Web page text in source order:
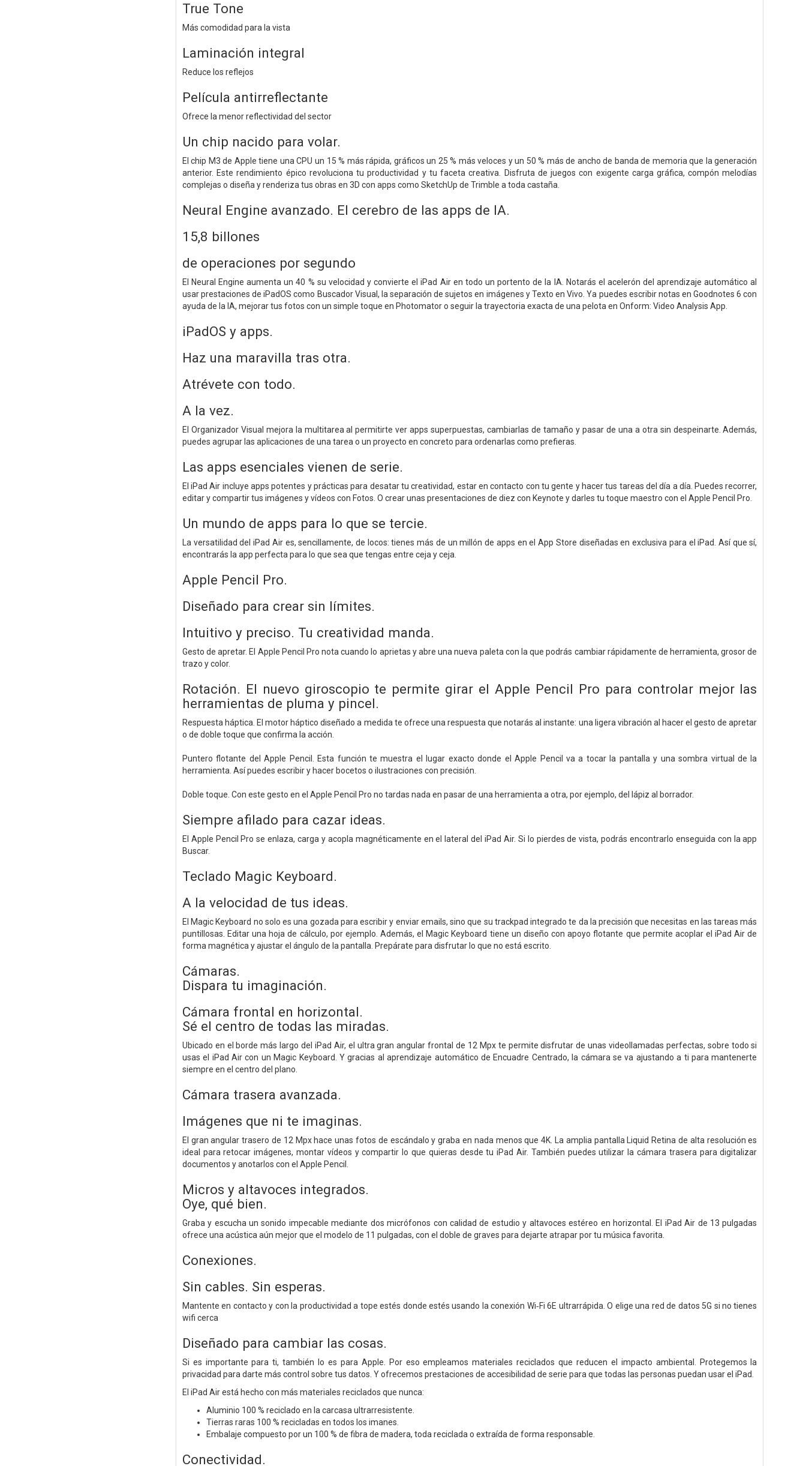
True Tone
Más comodidad para la vista
Laminación integral
Reduce los reflejos
Película antirreflectante
Ofrece la menor reflectividad del sector
Un chip nacido para volar.
El chip M3 de Apple tiene una CPU un 15 % más rápida, gráficos un 25 % más veloces y un 50 % más de ancho de banda de memoria que la generación
anterior. Este rendimiento épico revoluciona tu productividad y tu faceta creativa. Disfruta de juegos con exigente carga gráfica, compón melodías
complejas o diseña y renderiza tus obras en 3D con apps como SketchUp de Trimble a toda castaña.
Neural Engine avanzado. El cerebro de las apps de IA.
15,8 billones
de operaciones por segundo
El Neural Engine aumenta un 40 % su velocidad y convierte el iPad Air en todo un portento de la IA. Notarás el acelerón del aprendizaje automático al
usar prestaciones de iPadOS como Buscador Visual, la separación de sujetos en imágenes y Texto en Vivo. Ya puedes escribir notas en Goodnotes 6 con
ayuda de la IA, mejorar tus fotos con un simple toque en Photomator o seguir la trayectoria exacta de una pelota en Onform: Video Analysis App.
iPadOS y apps.
Haz una maravilla tras otra.
Atrévete con todo.
A la vez.
El Organizador Visual mejora la multitarea al permitirte ver apps superpuestas, cambiarlas de tamaño y pasar de una a otra sin despeinarte. Además,
puedes agrupar las aplicaciones de una tarea o un proyecto en concreto para ordenarlas como prefieras.
Las apps esenciales vienen de serie.
El iPad Air incluye apps potentes y prácticas para desatar tu creatividad, estar en contacto con tu gente y hacer tus tareas del día a día. Puedes recorrer,
editar y compartir tus imágenes y vídeos con Fotos. O crear unas presentaciones de diez con Keynote y darles tu toque maestro con el Apple Pencil Pro.
Un mundo de apps para lo que se tercie.
La versatilidad del iPad Air es, sencillamente, de locos: tienes más de un millón de apps en el App Store diseñadas en exclusiva para el iPad. Así que sí,
encontrarás la app perfecta para lo que sea que tengas entre ceja y ceja.
Apple Pencil Pro.
Diseñado para crear sin límites.
Intuitivo y preciso. Tu creatividad manda.
Gesto de apretar. El Apple Pencil Pro nota cuando lo aprietas y abre una nueva paleta con la que podrás cambiar rápidamente de herramienta, grosor de
trazo y color.
Rotación. El nuevo giroscopio te permite girar el Apple Pencil Pro para controlar mejor las
herramientas de pluma y pincel.
Respuesta háptica. El motor háptico diseñado a medida te ofrece una respuesta que notarás al instante: una ligera vibración al hacer el gesto de apretar
o de doble toque que confirma la acción.
Puntero flotante del Apple Pencil. Esta función te muestra el lugar exacto donde el Apple Pencil va a tocar la pantalla y una sombra virtual de la
herramienta. Así puedes escribir y hacer bocetos o ilustraciones con precisión.
Doble toque. Con este gesto en el Apple Pencil Pro no tardas nada en pasar de una herramienta a otra, por ejemplo, del lápiz al borrador.
Siempre afilado para cazar ideas.
El Apple Pencil Pro se enlaza, carga y acopla magnéticamente en el lateral del iPad Air. Si lo pierdes de vista, podrás encontrarlo enseguida con la app
Buscar.
Teclado Magic Keyboard.
A la velocidad de tus ideas.
El Magic Keyboard no solo es una gozada para escribir y enviar emails, sino que su trackpad integrado te da la precisión que necesitas en las tareas más
puntillosas. Editar una hoja de cálculo, por ejemplo. Además, el Magic Keyboard tiene un diseño con apoyo flotante que permite acoplar el iPad Air de
forma magnética y ajustar el ángulo de la pantalla. Prepárate para disfrutar lo que no está escrito.
Cámaras.
Dispara tu imaginación.
Cámara frontal en horizontal.
Sé el centro de todas las miradas.
Ubicado en el borde más largo del iPad Air, el ultra gran angular frontal de 12 Mpx te permite disfrutar de unas videollamadas perfectas, sobre todo si
usas el iPad Air con un Magic Keyboard. Y gracias al aprendizaje automático de Encuadre Centrado, la cámara se va ajustando a ti para mantenerte
siempre en el centro del plano.
Cámara trasera avanzada.
Imágenes que ni te imaginas.
El gran angular trasero de 12 Mpx hace unas fotos de escándalo y graba en nada menos que 4K. La amplia pantalla Liquid Retina de alta resolución es
ideal para retocar imágenes, montar vídeos y compartir lo que quieras desde tu iPad Air. También puedes utilizar la cámara trasera para digitalizar
documentos y anotarlos con el Apple Pencil.
Micros y altavoces integrados.
Oye, qué bien.
Graba y escucha un sonido impecable mediante dos micrófonos con calidad de estudio y altavoces estéreo en horizontal. El iPad Air de 13 pulgadas
ofrece una acústica aún mejor que el modelo de 11 pulgadas, con el doble de graves para dejarte atrapar por tu música favorita.
Conexiones.
Sin cables. Sin esperas.
Mantente en contacto y con la productividad a tope estés donde estés usando la conexión Wi‑Fi 6E ultrarrápida. O elige una red de datos 5G si no tienes
wifi cerca
Diseñado para cambiar las cosas.
Si es importante para ti, también lo es para Apple. Por eso empleamos materiales reciclados que reducen el impacto ambiental. Protegemos la
privacidad para darte más control sobre tus datos. Y ofrecemos prestaciones de accesibilidad de serie para que todas las personas puedan usar el iPad.
El iPad Air está hecho con más materiales reciclados que nunca:
Aluminio 100 % reciclado en la carcasa ultrarresistente.
Tierras raras 100 % recicladas en todos los imanes.
Embalaje compuesto por un 100 % de fibra de madera, toda reciclada o extraída de forma responsable.
Conectividad.